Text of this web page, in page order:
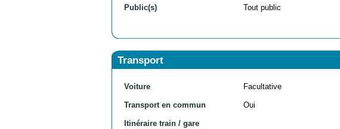
Public(s) Tout public
Transport
Voiture Facultative
Transport en commun Oui
Itinéraire train / gare